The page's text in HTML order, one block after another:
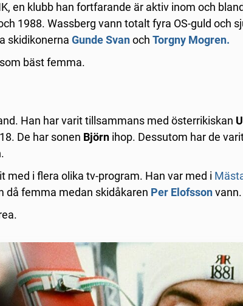
en klubb han fortfarande är aktiv inom och
1988. Wassberg vann totalt fyra OS-guld och
skidikonerna Gunde Svanoch Torgny Mogren.
bäst femma.
Han har varit tillsammans med österrikiskan
De har sonen Björn ihop. Dessutom har de
med i flera olika tv-program. Han var med i
då femma medan skidåkaren Per Elofssonvann.